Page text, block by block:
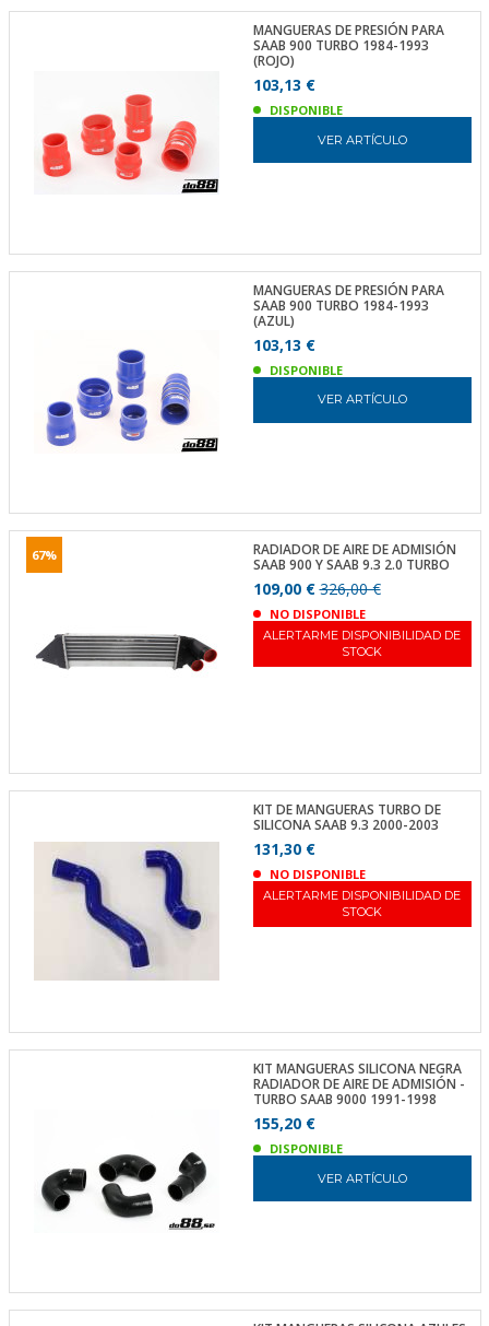
MANGUERAS DE PRESIÓN PARA
SAAB 900 TURBO 1984-1993
(ROJO)
103,13 €
DISPONIBLE
VER ARTÍCULO
MANGUERAS DE PRESIÓN PARA
SAAB 900 TURBO 1984-1993
(AZUL)
103,13 €
DISPONIBLE
VER ARTÍCULO
67%
RADIADOR DE AIRE DE ADMISIÓN
SAAB 900 Y SAAB 9.3 2.0 TURBO
109,00 €326,00 €
NO DISPONIBLE
ALERTARME DISPONIBILIDAD DE
STOCK
KIT DE MANGUERAS TURBO DE
SILICONA SAAB 9.3 2000-2003
131,30 €
NO DISPONIBLE
ALERTARME DISPONIBILIDAD DE
STOCK
KIT MANGUERAS SILICONA NEGRA
RADIADOR DE AIRE DE ADMISIÓN -
TURBO SAAB 9000 1991-1998
155,20 €
DISPONIBLE
VER ARTÍCULO